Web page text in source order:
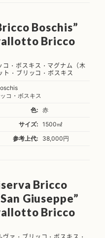
Boschis”
Bricco
コ・ボスキス・マグナム（木
・ブリッコ・ボスキス
コ・ボスキス
色:
赤
サイズ:
1500㎖
参考上代:
38,000円
Bricco
Giuseppe”
Bricco